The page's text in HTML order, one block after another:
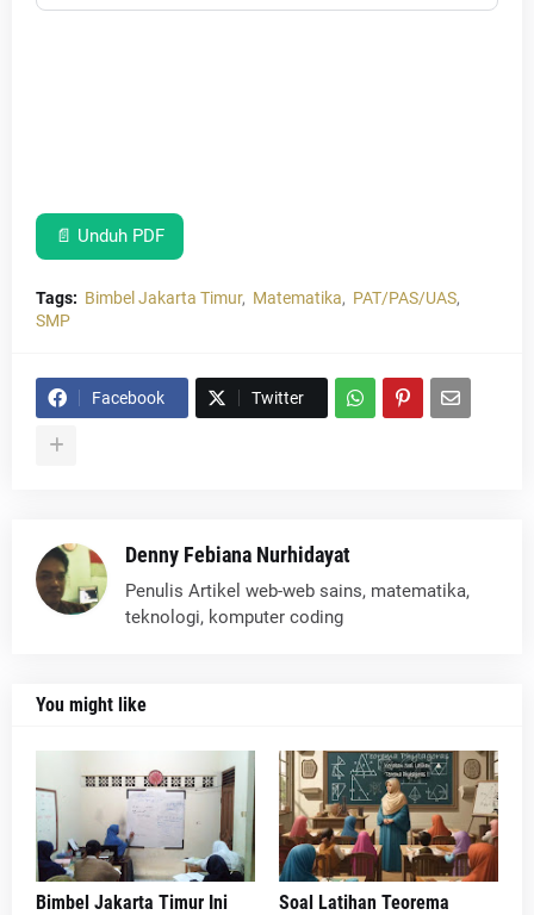
📄 Unduh PDF
Tags: Bimbel Jakarta Timur Matematika
PAT/PAS/UAS
SMP
Facebook Twitter
Denny Febiana Nurhidayat
Penulis Artikel web-web sains, matematika,
teknologi, komputer coding
You might like
Bimbel Jakarta Timur Ini Soal Latihan Teorema